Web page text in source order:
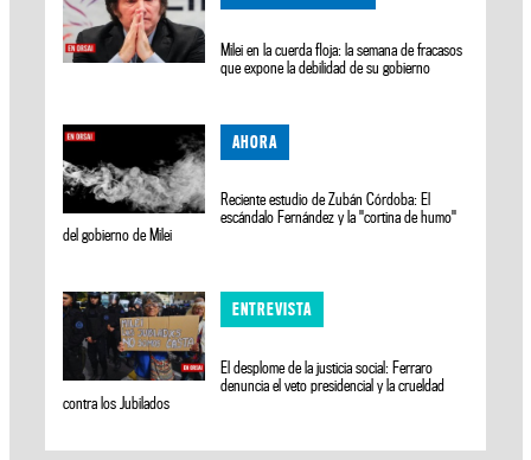
Milei en la cuerda floja: la semana de fracasos
que expone la debilidad de su gobierno
AHORA
Reciente estudio de Zubán Córdoba: El
escándalo Fernández y la "cortina de humo"
del gobierno de Milei
ENTREVISTA
El desplome de la justicia social: Ferraro
denuncia el veto presidencial y la crueldad
contra los Jubilados